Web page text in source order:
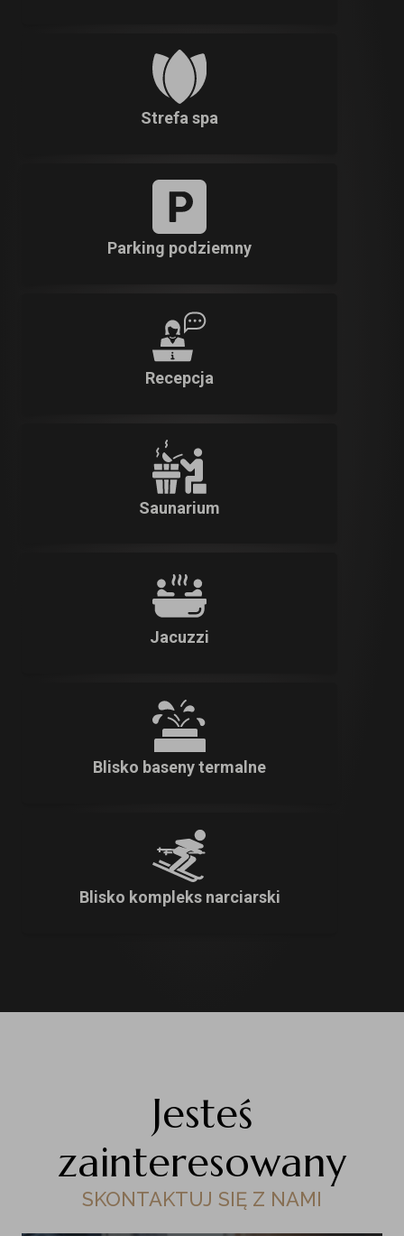
Strefa spa
Parking podziemny
Recepcja
Saunarium
Jacuzzi
Blisko baseny termalne
Blisko kompleks narciarski
Jesteś
zainteresowany
SKONTAKTUJ SIĘ Z NAMI